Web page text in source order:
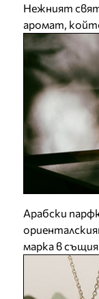
Нежният
аромат,
Арабски
марка в